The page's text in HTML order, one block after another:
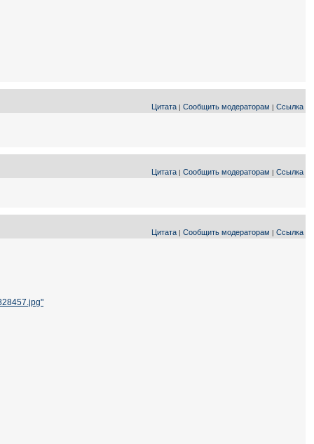
Цитата | Сообщить модераторам | Ссылка
Цитата | Сообщить модераторам | Ссылка
Цитата | Сообщить модераторам | Ссылка